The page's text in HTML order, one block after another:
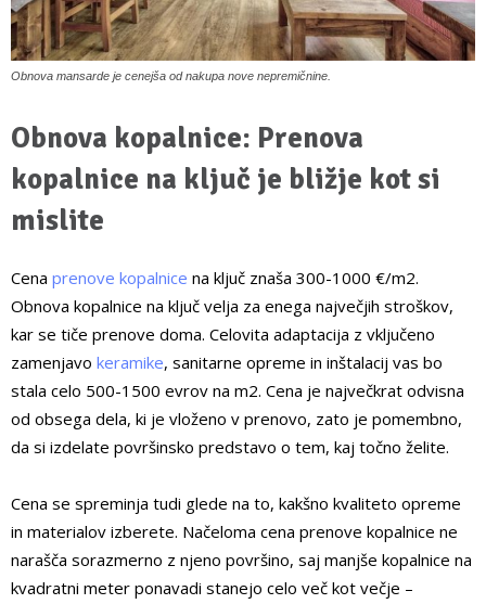
Obnova mansarde je cenejša od nakupa nove nepremičnine.
Obnova kopalnice: Prenova
kopalnice na ključ je bližje kot si
mislite
Cena prenove kopalnice na ključ znaša 300-1000 €/m2.
Obnova kopalnice na ključ velja za enega največjih stroškov,
kar se tiče prenove doma. Celovita adaptacija z vključeno
zamenjavo keramike, sanitarne opreme in inštalacij vas bo
stala celo 500-1500 evrov na m2. Cena je največkrat odvisna
od obsega dela, ki je vloženo v prenovo, zato je pomembno,
da si izdelate površinsko predstavo o tem, kaj točno želite.
Cena se spreminja tudi glede na to, kakšno kvaliteto opreme
in materialov izberete. Načeloma cena prenove kopalnice ne
narašča sorazmerno z njeno površino, saj manjše kopalnice na
kvadratni meter ponavadi stanejo celo več kot večje –